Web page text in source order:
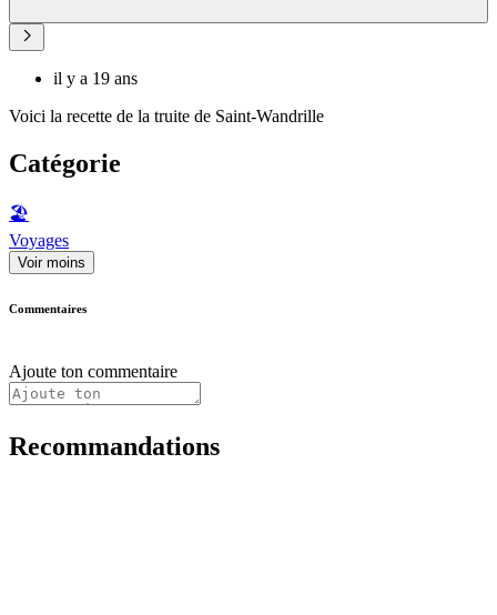
il y a 19 ans
Voici la recette de la truite de Saint-Wandrille
Catégorie
🏖
Voyages
Voir moins
Commentaires
Ajoute ton commentaire
Recommandations